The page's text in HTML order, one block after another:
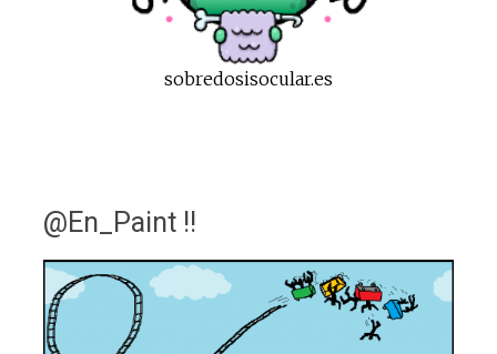
sobredosisocular.es
@En_Paint !!